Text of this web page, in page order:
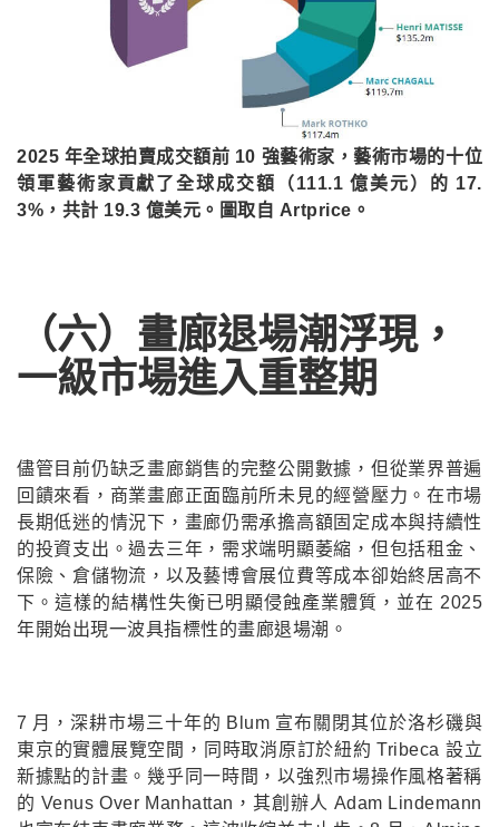
2025 年全球拍賣成交額前 10 強藝術家，藝術市場的十位
領軍藝術家貢獻了全球成交額（111.1 億美元）的 17.
3%，共計 19.3 億美元。圖取自 Artprice。
（六）畫廊退場潮浮現，
一級市場進入重整期
儘管目前仍缺乏畫廊銷售的完整公開數據，但從業界普遍
回饋來看，商業畫廊正面臨前所未見的經營壓力。在市場
長期低迷的情況下，畫廊仍需承擔高額固定成本與持續性
的投資支出。過去三年，需求端明顯萎縮，但包括租金、
保險、倉儲物流，以及藝博會展位費等成本卻始終居高不
下。這樣的結構性失衡已明顯侵蝕產業體質，並在 2025
年開始出現一波具指標性的畫廊退場潮。
7 月，深耕市場三十年的 Blum 宣布關閉其位於洛杉磯與
東京的實體展覽空間，同時取消原訂於紐約 Tribeca 設立
新據點的計畫。幾乎同一時間，以強烈市場操作風格著稱
的 Venus Over Manhattan，其創辦人 Adam Lindemann